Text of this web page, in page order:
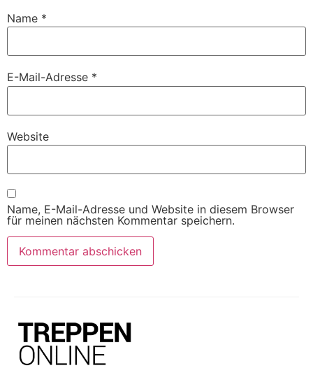
Name *
E-Mail-Adresse *
Website
Name, E-Mail-Adresse und Website in diesem Browser
für meinen nächsten Kommentar speichern.